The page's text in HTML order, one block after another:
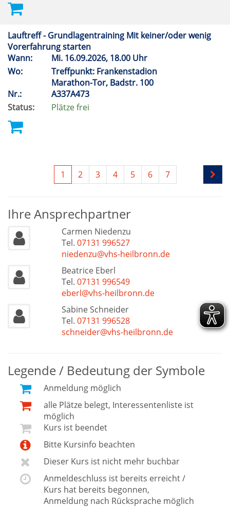
Lauftreff - Grundlagentraining Mit keiner/oder wenig
Vorerfahrung starten
Wann:
Mi. 16.09.2026, 18.00 Uhr
Wo:
Treffpunkt: Frankenstadion
Marathon-Tor, Badstr. 100
Nr.:
A337A473
Status:
Plätze frei
1 2 3 4 5 6 7
Ihre Ansprechpartner
Carmen Niedenzu
Tel. 07131 996527
niedenzu@vhs-heilbronn.de
Beatrice Eberl
Tel. 07131 996549
eberl@vhs-heilbronn.de
Sabine Schneider
Tel. 07131 996528
schneider@vhs-heilbronn.de
Legende / Bedeutung der Symbole
Anmeldung möglich
alle Plätze belegt, Interessentenliste ist
möglich
Kurs ist beendet
Bitte Kursinfo beachten
Dieser Kurs ist nicht mehr buchbar
Anmeldeschluss ist bereits erreicht /
Kurs hat bereits begonnen,
Anmeldung nach Rücksprache möglich